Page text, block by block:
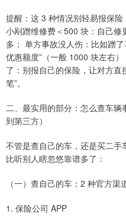
提醒：这 3 种情况别轻易报保险
小剐蹭维修费＜500 块：自己
多； 单方事故没人伤：比如蹭
优惠额度”（一般 1000 块左右
了：别报自己的保险，让对方
笔”。
二、最实用的部分：怎么查车
到第三方）
不管是查自己的车，还是买二手
比听别人瞎忽悠靠谱多了：
（一）查自己的车：2 种官方渠
1. 保险公司 APP